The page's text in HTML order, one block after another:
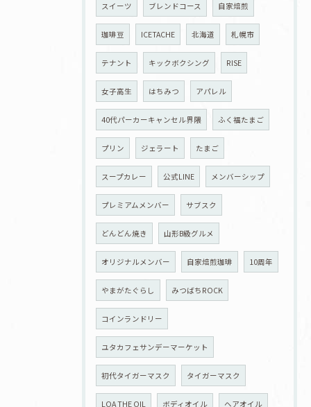
スイーツ ブレンドコース 自家焙煎
珈琲豆 ICETACHE 北海道 札幌市
テナント キックボクシング RISE
女子高生 はちみつ アパレル
40代パーカーキャンセル界隈 ふく福たまご
プリン ジェラート たまご
スープカレー 公式LINE メンバーシップ
プレミアムメンバー サブスク
どんどん焼き 山形B級グルメ
オリジナルメンバー 自家焙煎珈琲 10周年
やまがたぐらし みつばちROCK
コインランドリー
ユタカフェサンデーマーケット
初代タイガーマスク タイガーマスク
LOA THE OIL ボディオイル ヘアオイル